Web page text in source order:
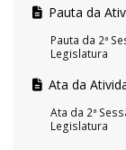
Pauta da
Pauta da 2ª
Legislatura
Ata da
Ata da 2ª
Legislatura